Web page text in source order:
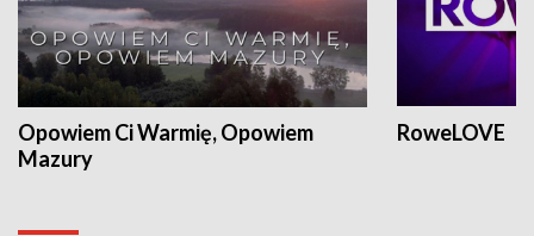
Opowiem Ci Warmię, Opowiem
Mazury
RoweLOVE